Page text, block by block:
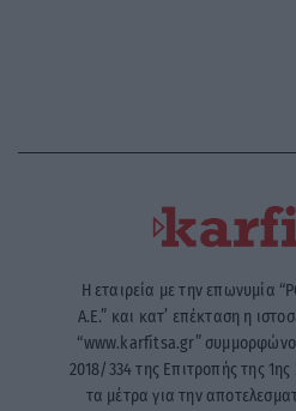
Η εταιρεία με την επωνυμία
A.E.” και κατ’ επέκταση η
“www.karfitsa.gr”
2018/334 της Επιτροπής της
τα μέτρα για την